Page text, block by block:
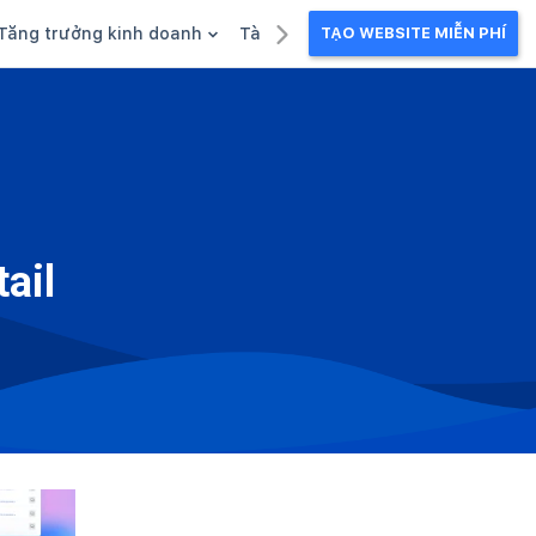
trưởng kinh doanh Tài liệu kinh doanhTẠO WEBSITE MIỄN PHÍ